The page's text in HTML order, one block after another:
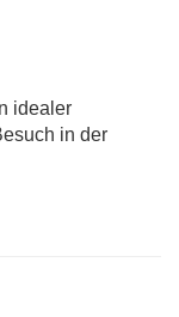
idealer
in der